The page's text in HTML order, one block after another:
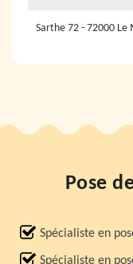
Sarthe 72 - 72000 Le
Pose
Spécialiste en
Spécialiste en